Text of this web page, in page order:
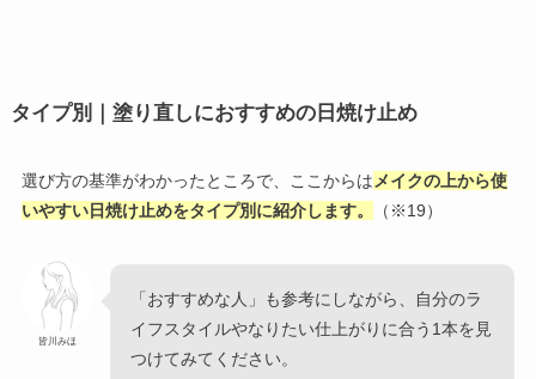
タイプ別｜塗り直しにおすすめの日焼け止め
選び方の基準がわかったところで、ここからは メイクの上から使
いやすい日焼け止めをタイプ別に紹介します。
（※19）
皆川みほ
「おすすめな人」も参考にしながら、自分のラ
イフスタイルやなりたい仕上がりに合う1本を見
つけてみてください。